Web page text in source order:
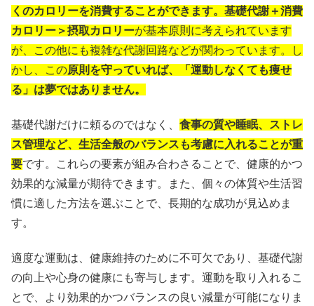
くのカロリーを消費することができます。 基礎代謝＋消費
カロリー＞摂取カロリーが基本原則に考えられています
が、この他にも複雑な代謝回路などが関わっています。し
かし、この原則を守っていれば、「運動しなくても痩せ
る」は夢ではありません。
基礎代謝だけに頼るのではなく、 食事の質や睡眠、ストレ
ス管理など、生活全般のバランスも考慮に入れることが重
要です。これらの要素が組み合わさることで、健康的かつ
効果的な減量が期待できます。また、個々の体質や生活習
慣に適した方法を選ぶことで、長期的な成功が見込めま
す。
適度な運動は、健康維持のために不可欠であり、基礎代謝
の向上や心身の健康にも寄与します。運動を取り入れるこ
とで、より効果的かつバランスの良い減量が可能になりま